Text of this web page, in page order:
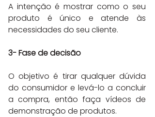
A intenção é mostrar como o seu
produto é único e atende às
necessidades do seu cliente.
3- Fase de decisão
O objetivo é tirar qualquer dúvida
do consumidor e levá-lo a concluir
a compra, então faça vídeos de
demonstração de produtos.